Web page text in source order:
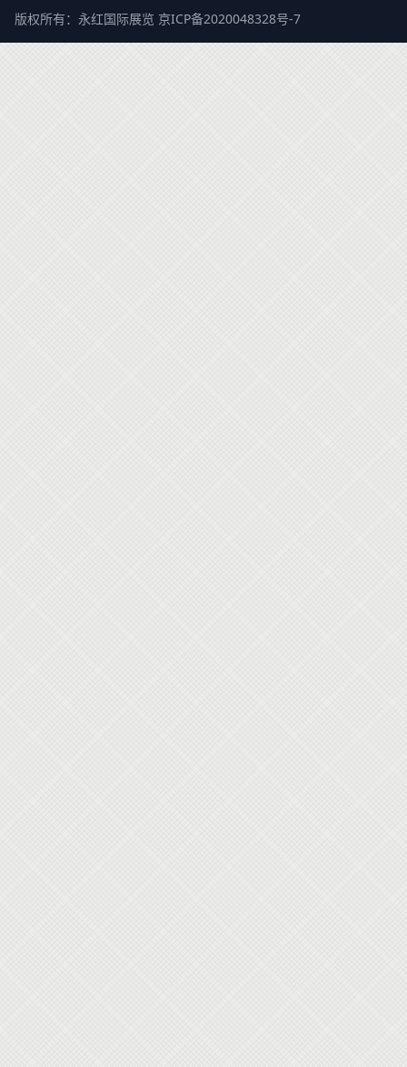
版权所有：永红国际展览 京ICP备2020048328号-7